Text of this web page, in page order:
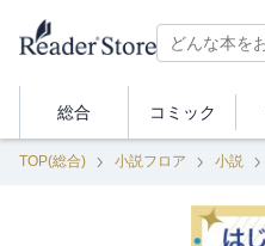
総合 コミック
TOP(総合) 小説フロア 小説